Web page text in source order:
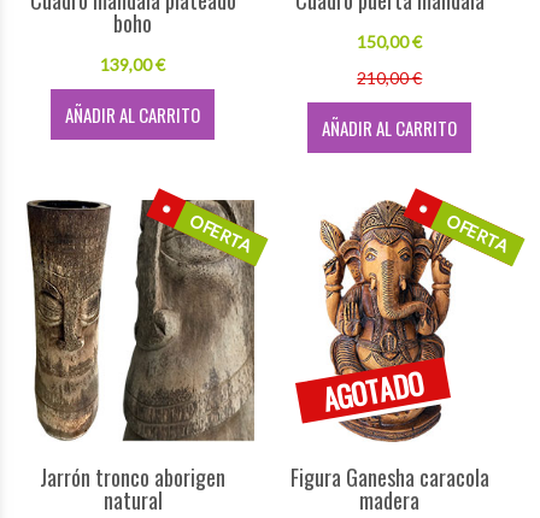
boho
139,00 €
AÑADIR AL CARRITO
150,00 €
210,00 €
AÑADIR AL CARRITO
OFERTA
Jarrón tronco aborigen
natural
OFERTA
Figura Ganesha caracola
madera